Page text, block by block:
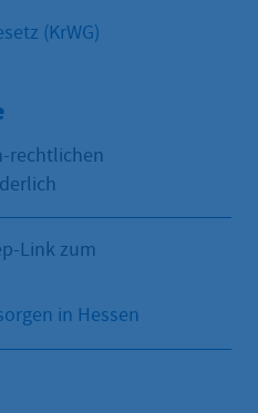
(KrWG)
rechtlichen
Link zum
in Hessen